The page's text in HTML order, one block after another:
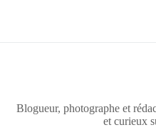
Blogueur, photographe et
et curieux